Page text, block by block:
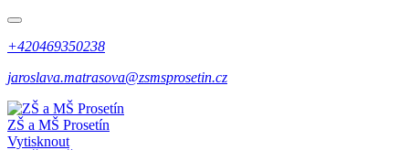
+420469350238
jaroslava.matrasova@zsmsprosetin.cz
ZŠ a MŠ Prosetín
Vytisknout